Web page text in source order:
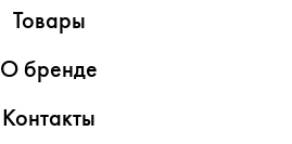
Товары
О бренде
Контакты